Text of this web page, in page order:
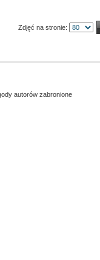
Zdjęć na stronie:
autorów zabronione